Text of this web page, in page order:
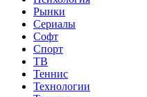
Рынки
Сериалы
Софт
Спорт
ТВ
Теннис
Технологии